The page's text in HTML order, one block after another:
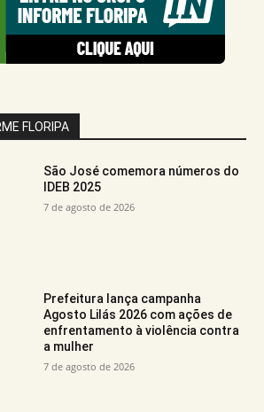
FLORIPA
São José comemora números do
IDEB 2025
7 de agosto de 2026
Prefeitura lança campanha
Agosto Lilás 2026 com ações de
enfrentamento à violência contra
a mulher
7 de agosto de 2026